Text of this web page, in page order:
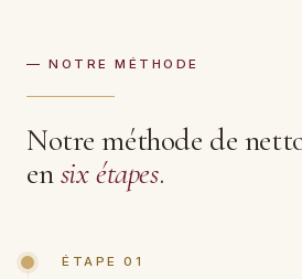
— NOTRE MÉTHODE
Notre méthode de
ensix étapes.
ÉTAPE 01